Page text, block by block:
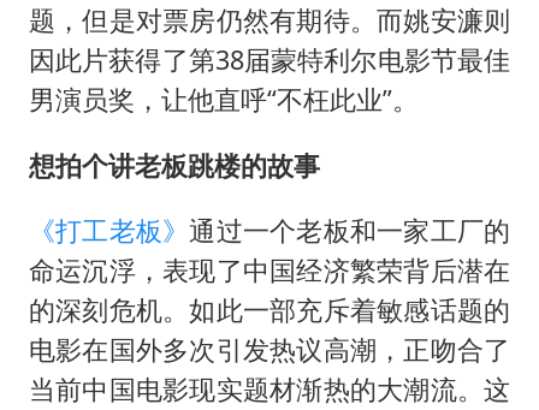
“新疆阿勒泰八月能滑雪”不实
向鹏0-3不敌张本智和
东方之约 相约未来
题，但是对票房仍然有期待。而姚安濂则
因此片获得了第38届蒙特利尔电影节最佳
男演员奖，让他直呼“不枉此业”。
想拍个讲老板跳楼的故事
《打工老板》通过一个老板和一家工厂的
命运沉浮，表现了中国经济繁荣背后潜在
的深刻危机。如此一部充斥着敏感话题的
电影在国外多次引发热议高潮，正吻合了
当前中国电影现实题材渐热的大潮流。这